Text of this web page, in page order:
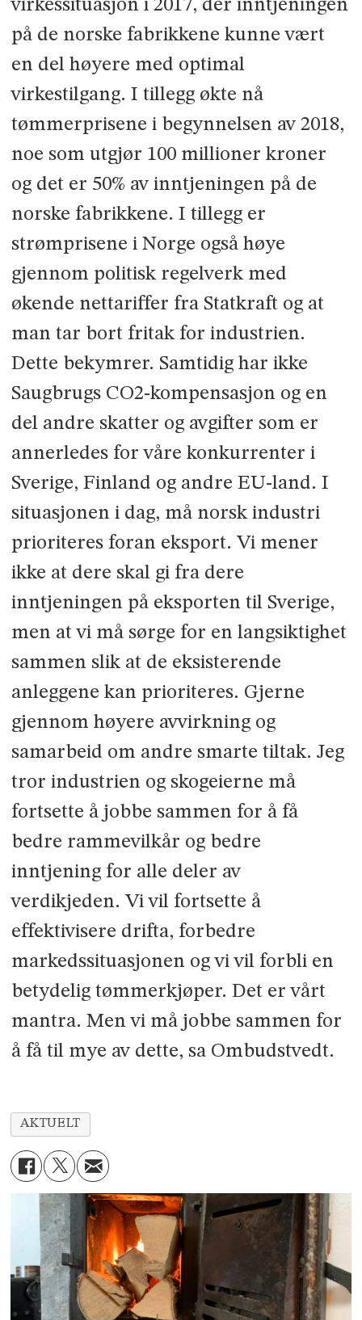
virkessituasjon i 2017, der inntjeningen
på de norske fabrikkene kunne vært
en del høyere med optimal
virkestilgang. I tillegg økte nå
tømmerprisene i begynnelsen av 2018,
noe som utgjør 100 millioner kroner
og det er 50% av inntjeningen på de
norske fabrikkene. I tillegg er
strømprisene i Norge også høye
gjennom politisk regelverk med
økende nettariffer fra Statkraft og at
man tar bort fritak for industrien.
Dette bekymrer. Samtidig har ikke
Saugbrugs CO2-kompensasjon og en
del andre skatter og avgifter som er
annerledes for våre konkurrenter i
Sverige, Finland og andre EU-land. I
situasjonen i dag, må norsk industri
prioriteres foran eksport. Vi mener
ikke at dere skal gi fra dere
inntjeningen på eksporten til Sverige,
men at vi må sørge for en langsiktighet
sammen slik at de eksisterende
anleggene kan prioriteres. Gjerne
gjennom høyere avvirkning og
samarbeid om andre smarte tiltak. Jeg
tror industrien og skogeierne må
fortsette å jobbe sammen for å få
bedre rammevilkår og bedre
inntjening for alle deler av
verdikjeden. Vi vil fortsette å
effektivisere drifta, forbedre
markedssituasjonen og vi vil forbli en
betydelig tømmerkjøper. Det er vårt
mantra. Men vi må jobbe sammen for
å få til mye av dette, sa Ombudstvedt.
AKTUELT